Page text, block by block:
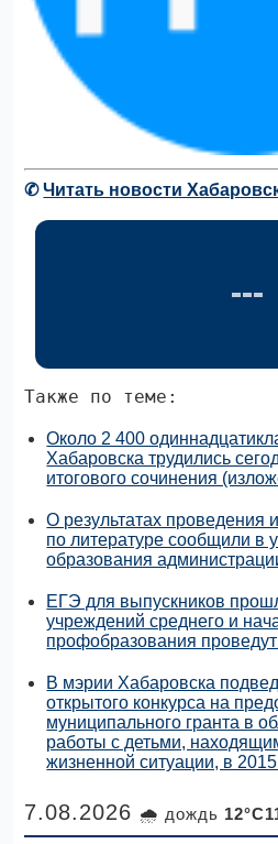
✆Читать новости
Также по теме:
Около 2 400
Хабаровска трудились
итогового сочинения
О результатах проведения
по литературе сообщили в
образования
ЕГЭ для выпускников
учреждений среднего и
профобразования проведут
В мэрии Хабаровска
открытого конкурса на
муниципального гранта в
работы с детьми,
жизненной ситуации, в 2015
7.08.2026 🌧 дождь